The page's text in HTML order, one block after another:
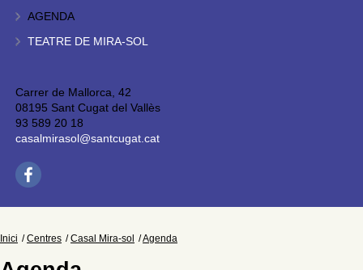
AGENDA
TEATRE DE MIRA-SOL
Carrer de Mallorca, 42
08195 Sant Cugat del Vallès
93 589 20 18
casalmirasol@santcugat.cat
Inici Centres Casal Mira-sol Agenda